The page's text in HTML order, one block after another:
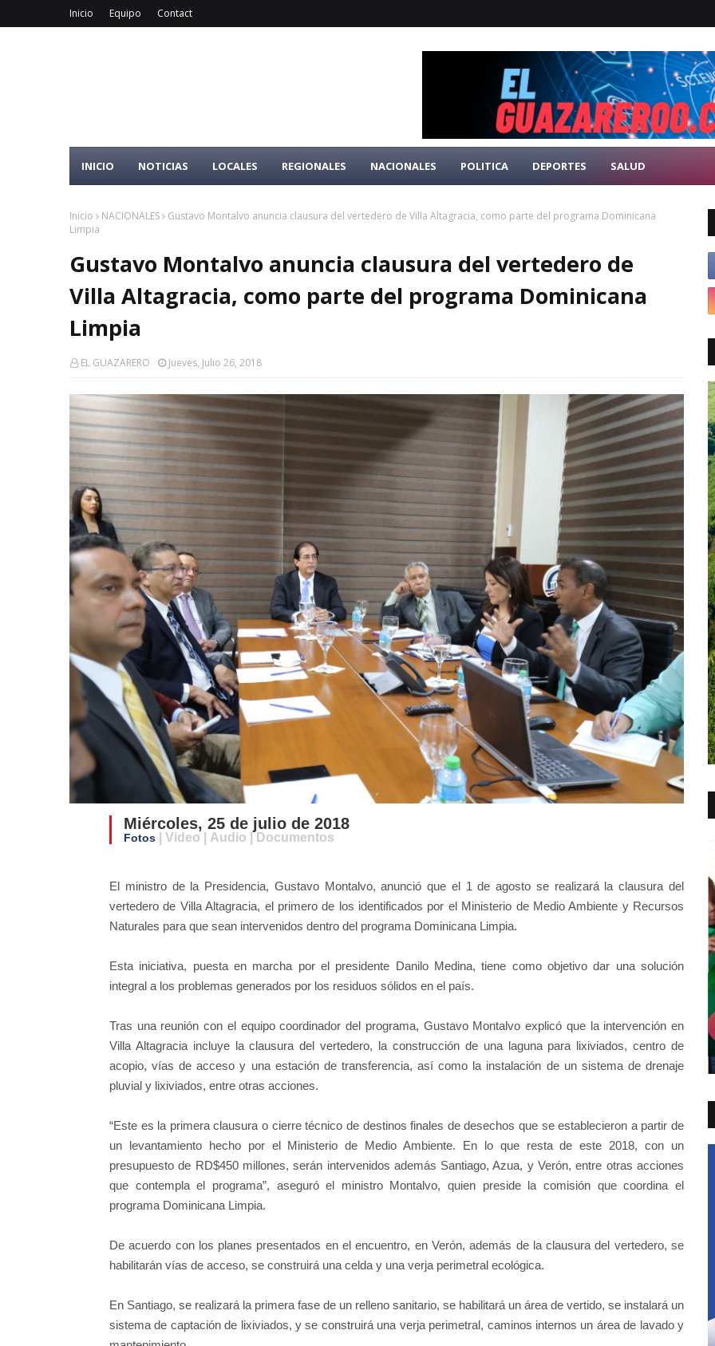
Inicio Equipo Contact
INICIO NOTICIAS LOCALES REGIONALES NACIONALES POLITICA DEPORTES SALUD
Inicio NACIONALES
Gustavo Montalvo anuncia clausura del vertedero de Villa Altagracia, como parte del programa Dominicana
Limpia
Gustavo Montalvo anuncia clausura del vertedero de
Villa Altagracia, como parte del programa Dominicana
Limpia
EL GUAZARERO Jueves, Julio 26, 2018
Miércoles, 25 de julio de 2018
Fotos | Video | Audio | Documentos
El ministro de la Presidencia, Gustavo Montalvo, anunció que el 1 de agosto se realizará la clausura del
vertedero de Villa Altagracia, el primero de los identificados por el Ministerio de Medio Ambiente y Recursos
Naturales para que sean intervenidos dentro del programa Dominicana Limpia.
Esta iniciativa, puesta en marcha por el presidente Danilo Medina, tiene como objetivo dar una solución
integral a los problemas generados por los residuos sólidos en el país.
Tras una reunión con el equipo coordinador del programa, Gustavo Montalvo explicó que la intervención en
Villa Altagracia incluye la clausura del vertedero, la construcción de una laguna para lixiviados, centro de
acopio, vías de acceso y una estación de transferencia, así como la instalación de un sistema de drenaje
pluvial y lixiviados, entre otras acciones.
“Este es la primera clausura o cierre técnico de destinos finales de desechos que se establecieron a partir de
un levantamiento hecho por el Ministerio de Medio Ambiente. En lo que resta de este 2018, con un
presupuesto de RD$450 millones, serán intervenidos además Santiago, Azua, y Verón, entre otras acciones
que contempla el programa”, aseguró el ministro Montalvo, quien preside la comisión que coordina el
programa Dominicana Limpia.
De acuerdo con los planes presentados en el encuentro, en Verón, además de la clausura del vertedero, se
habilitarán vías de acceso, se construirá una celda y una verja perimetral ecológica.
En Santiago, se realizará la primera fase de un relleno sanitario, se habilitará un área de vertido, se instalará un
sistema de captación de lixiviados, y se construirá una verja perimetral, caminos internos un área de lavado y